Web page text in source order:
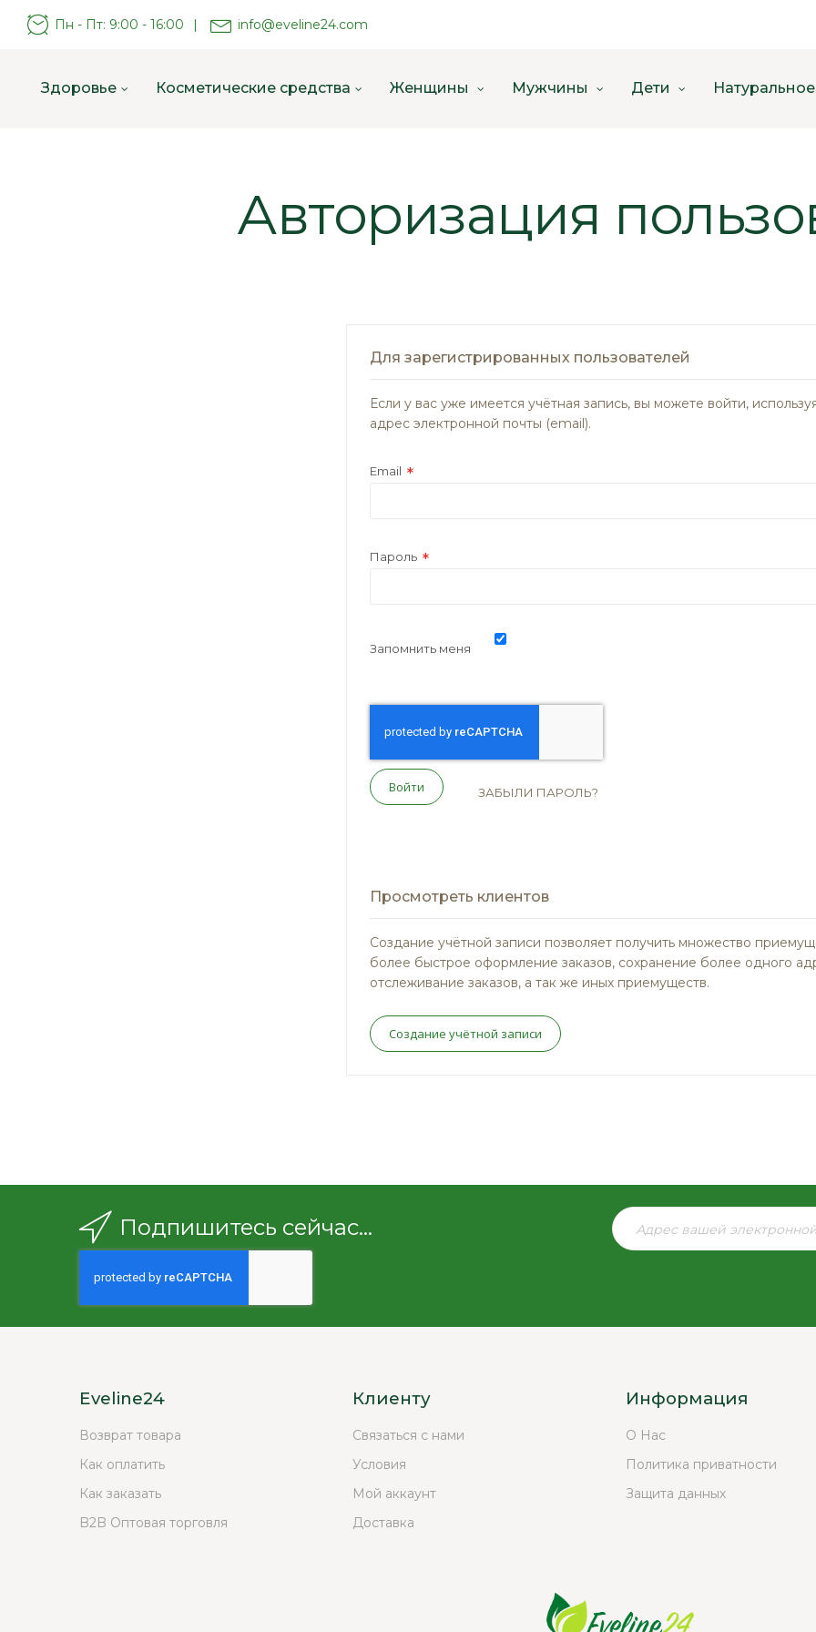
Пн - Пт: 9:00 - 16:00 | info@eveline24.com
Здоровье Косметические средства Женщины Мужчины Дети
Авторизация
Для зарегистрированных пользователей
Если у вас уже имеется учётная запись, вы можете войти,
адрес электронной почты (email).
Email
Пароль
Запомнить меня
Войти ЗАБЫЛИ ПАРОЛЬ?
Просмотреть клиентов
Создание учётной записи позволяет получить множество
более быстрое оформление заказов, сохранение более одного
отслеживание заказов, а так же иных приемуществ.
Создание учётной записи
Подпишитесь сейчас...
Eveline24
Возврат товара
Как оплатить
Как заказать
B2B Оптовая торговля
Клиенту
Связаться с нами
Условия
Мой аккаунт
Доставка
Информация
О Нас
Политика приватности
Защита данных